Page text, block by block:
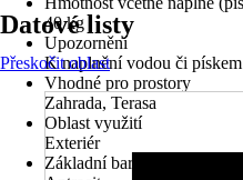
40 kg
Upozornění
K naplnění vodou či pískem
Vhodné pro prostory
Zahrada, Terasa
Oblast využití
Exteriér
Základní barva
Datové listy
Přeskočit oblast